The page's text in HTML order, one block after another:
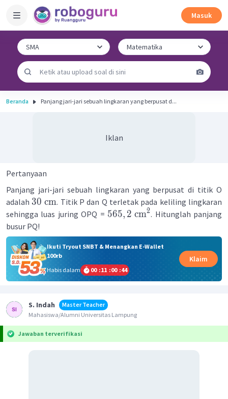
Masuk
Beranda Panjang jari-jari sebuah lingkaran yang berpusat d...
Iklan
Pertanyaan
Panjang jari-jari sebuah lingkaran yang berpusat di titik O
adalah 30 cm. Titik P dan Q terletak pada keliling lingkaran
sehingga luas juring OPQ = 565, 2 cm2. Hitunglah panjang
busur PQ!
Ikuti Tryout SNBT & Menangkan E-Wallet
100rb
Habis dalam
00 :11 :00 :44
Klaim
S. Indah
Master Teacher
Mahasiswa/Alumni Universitas Lampung
Jawaban terverifikasi